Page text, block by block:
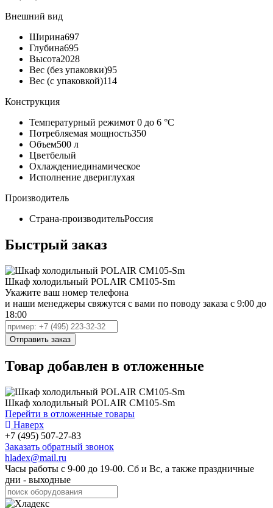
Внешний вид
Ширина697
Глубина695
Высота2028
Вес (без упаковки)95
Вес (с упаковкой)114
Конструкция
Температурный режимот 0 до 6 °C
Потребляемая мощность350
Объем500 л
Цветбелый
Охлаждениединамическое
Исполнение двериглухая
Производитель
Страна-производительРоссия
Быстрый заказ
Шкаф холодильный POLAIR CM105-Sm
Укажите ваш номер телефона
и наши менеджеры свяжутся с вами по поводу заказа с 9:00 до
18:00
Товар добавлен в отложенные
Шкаф холодильный POLAIR CM105-Sm
Перейти в отложенные товары
Наверх
+7 (495) 507-27-83
Заказать обратный звонок
hladex@mail.ru
Часы работы с 9-00 до 19-00. Сб и Вс, а также праздничные
дни - выходные